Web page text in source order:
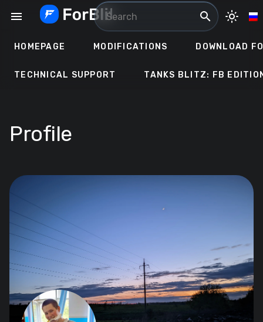
menu search light_mode
HOMEPAGE MODIFICATIONS DOWNLOAD
TECHNICAL SUPPORT TANKS BLITZ: FB
Profile